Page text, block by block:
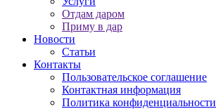
Отдам даром
Приму в дар
Новости
Статьи
Контакты
Пользовательское соглашение
Контактная информация
Политика конфиденциальности